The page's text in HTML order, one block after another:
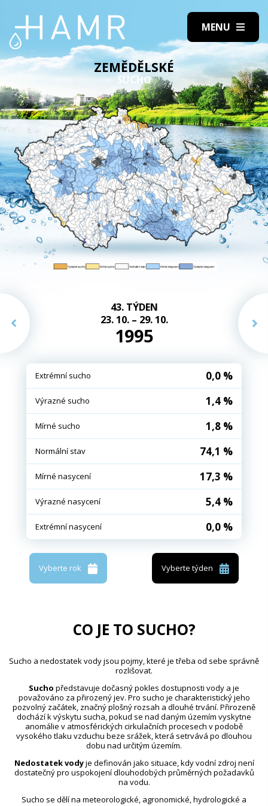
ZEMĚDĚLSKÉ
SUCHO
43. TÝDEN
23. 10. – 29. 10.
1995
Extrémní sucho 0,0 %
Výrazné sucho 1,4 %
Mírné sucho 1,8 %
Normální stav 74,1 %
Mírné nasycení 17,3 %
Výrazné nasycení 5,4 %
Extrémní nasycení 0,0 %
Vyberte rok Vyberte týden
CO JE TO SUCHO?
Sucho a nedostatek vody jsou pojmy, které je třeba od sebe správně
rozlišovat.
Sucho představuje dočasný pokles dostupnosti vody a je
považováno za přirozený jev. Pro sucho je charakteristický jeho
pozvolný začátek, značný plošný rozsah a dlouhé trvání. Přirozeně
dochází k výskytu sucha, pokud se nad daným územím vyskytne
anomálie v atmosférických cirkulačních procesech v podobě
vysokého tlaku vzduchu beze srážek, která setrvává po dlouhou
dobu nad určitým územím.
Nedostatek vodyje definován jako situace, kdy vodní zdroj není
dostatečný pro uspokojení dlouhodobých průměrných požadavků
na vodu.
Sucho se dělí na meteorologické, agronomické, hydrologické a